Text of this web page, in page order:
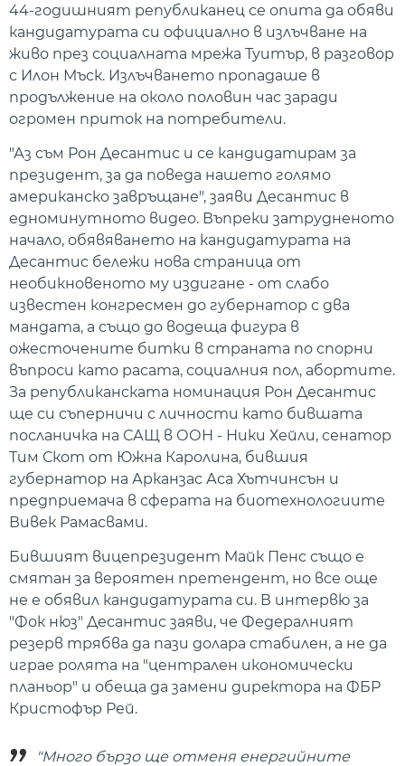
44-годишният републиканец се опита да обяви
кандидатурата си официално в излъчване на
живо през социалната мрежа Туитър, в разговор
с Илон Мъск. Излъчването пропадаше в
продължение на около половин час заради
огромен приток на потребители.
"Аз съм Рон Десантис и се кандидатирам за
президент, за да поведа нашето голямо
американско завръщане", заяви Десантис в
едноминутното видео. Въпреки затрудненото
начало, обявяването на кандидатурата на
Десантис бележи нова страница от
необикновеното му издигане - от слабо
известен конгресмен до губернатор с два
мандата, а също до водеща фигура в
ожесточените битки в страната по спорни
въпроси като расата, социалния пол, абортите.
За републиканската номинация Рон Десантис
ще си съперничи с личности като бившата
посланичка на САЩ в ООН - Ники Хейли, сенатор
Тим Скот от Южна Каролина, бившия
губернатор на Арканзас Аса Хътчинсън и
предприемача в сферата на биотехнологиите
Вивек Рамасвами.
Бившият вицепрезидент Майк Пенс също е
смятан за вероятен претендент, но все още
не е обявил кандидатурата си. В интервю за
"Фок нюз" Десантис заяви, че Федералният
резерв трябва да пази долара стабилен, а не да
играе ролята на "централен икономически
планьор" и обеща да замени директора на ФБР
Кристофър Рей.
"Много бързо ще отменя енергийните